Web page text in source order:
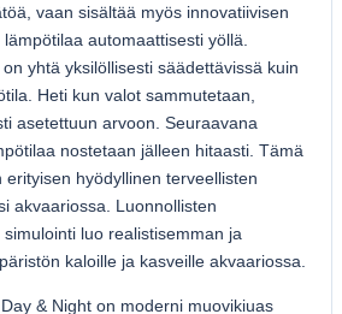
vaan sisältää myös innovatiivisen
automaattisesti yöllä.
yhtä yksilöllisesti säädettävissä kuin
Heti kun valot sammutetaan,
asetettuun arvoon. Seuraavana
nostetaan jälleen hitaasti. Tämä
hyödyllinen terveellisten
akvaariossa. Luonnollisten
luo realistisemman ja
kaloille ja kasveille akvaariossa.
& Night on moderni muovikiuas